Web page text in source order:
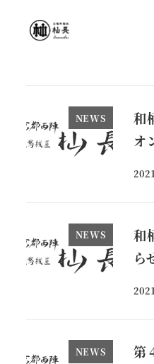
NEWS
和
オ
投
NEWS
和
ら
投
NEWS
第